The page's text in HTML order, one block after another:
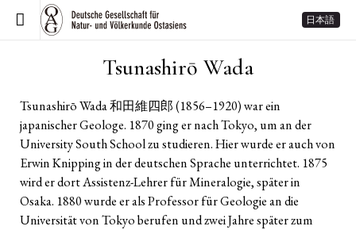
日本語
Tsunashirō Wada
Tsunashirō Wada 和田維四郎 (1856–1920) war ein
japanischer Geologe. 1870 ging er nach Tokyo, um an der
University South School zu studieren. Hier wurde er auch von
Erwin Knipping in der deutschen Sprache unterrichtet. 1875
wird er dort Assistenz-Lehrer für Mineralogie, später in
Osaka. 1880 wurde er als Professor für Geologie an die
Universität von Tokyo berufen und zwei Jahre später zum